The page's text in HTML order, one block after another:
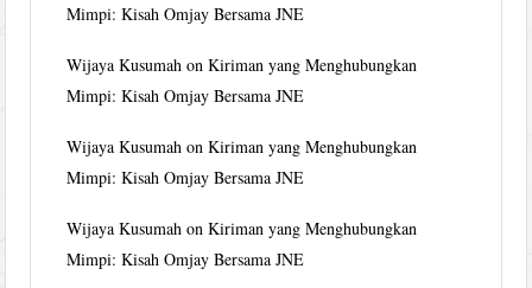
Mimpi: Kisah Omjay Bersama JNE
Wijaya Kusumah onKiriman yang Menghubungkan
Mimpi: Kisah Omjay Bersama JNE
Wijaya Kusumah onKiriman yang Menghubungkan
Mimpi: Kisah Omjay Bersama JNE
Wijaya Kusumah onKiriman yang Menghubungkan
Mimpi: Kisah Omjay Bersama JNE